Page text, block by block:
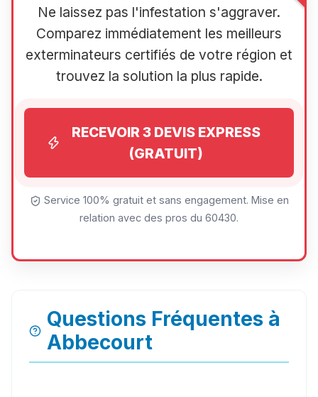
Ne laissez pas l'infestation s'aggraver.
Comparez immédiatement les meilleurs
exterminateurs certifiés de votre région et
trouvez la solution la plus rapide.
RECEVOIR 3 DEVIS EXPRESS
(GRATUIT)
Service 100% gratuit et sans engagement. Mise en
relation avec des pros du 60430.
Questions Fréquentes à
Abbecourt